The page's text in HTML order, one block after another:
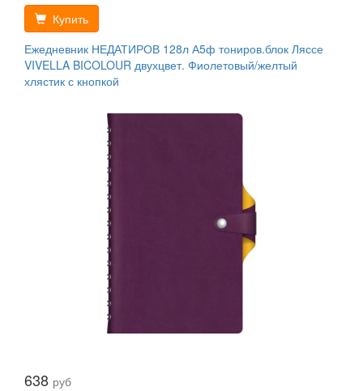
Купить
Ежедневник НЕДАТИРОВ 128л А5ф тониров.блок Ляссе
VIVELLA BICOLOUR двухцвет. Фиолетовый/желтый
хлястик с кнопкой
638 руб